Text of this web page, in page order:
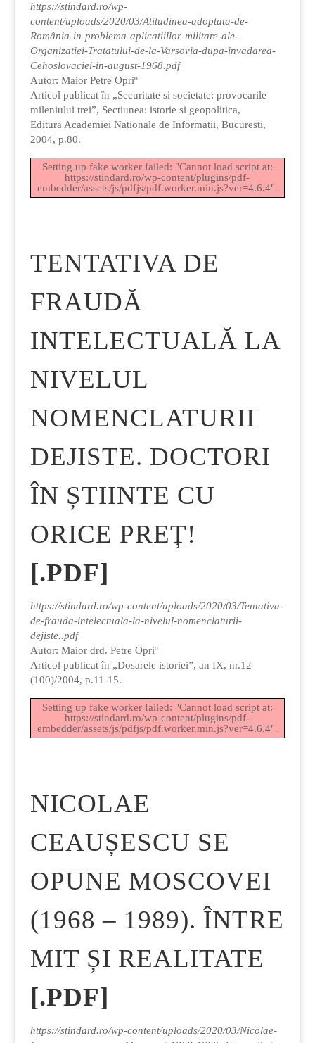
https://stindard.ro/wp-
content/uploads/2020/03/Atitudinea-adoptata-de-
România-in-problema-aplicatiillor-militare-ale-
Organizatiei-Tratatului-de-la-Varsovia-dupa-invadarea-
Cehoslovaciei-in-august-1968.pdf
Autor: Maior Petre Opriº
Articol publicat în „Securitate si societate: provocarile
mileniului trei”, Sectiunea: istorie si geopolitica,
Editura Academiei Nationale de Informatii, Bucuresti,
2004, p.80.
Setting up fake worker failed: "Cannot load script at:
https://stindard.ro/wp-content/plugins/pdf-
embedder/assets/js/pdfjs/pdf.worker.min.js?ver=4.6.4".
TENTATIVA DE
FRAUDĂ
INTELECTUALĂ LA
NIVELUL
NOMENCLATURII
DEJISTE. DOCTORI
ÎN ȘTIINTE CU
ORICE PREȚ!
[.PDF]
https://stindard.ro/wp-content/uploads/2020/03/Tentativa-
de-frauda-intelectuala-la-nivelul-nomenclaturii-
dejiste..pdf
Autor: Maior drd. Petre Opriº
Articol publicat în „Dosarele istoriei”, an IX, nr.12
(100)/2004, p.11-15.
Setting up fake worker failed: "Cannot load script at:
https://stindard.ro/wp-content/plugins/pdf-
embedder/assets/js/pdfjs/pdf.worker.min.js?ver=4.6.4".
NICOLAE
CEAUȘESCU SE
OPUNE MOSCOVEI
(1968 – 1989). ÎNTRE
MIT ȘI REALITATE
[.PDF]
https://stindard.ro/wp-content/uploads/2020/03/Nicolae-